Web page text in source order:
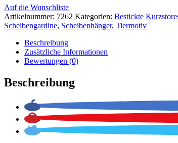
Auf die Wunschliste
Artikelnummer: 7262 Kategorien: Bestickte
Scheibengardine, Scheibenhänger, Tiermotiv
Beschreibung
Zusätzliche Informationen
Bewertungen (0)
Beschreibung